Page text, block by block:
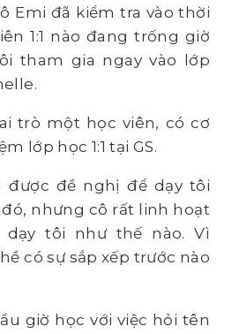
Emi đã kiểm tra vào thời
1:1 nào đang trống giờ
tham gia ngay vào lớp
trò một học viên, có cơ
lớp học 1:1 tại GS.
được đề nghị để dạy tôi
nhưng cô rất linh hoạt
dạy tôi như thế nào. Vì
có sự sắp xếp trước nào
giờ học với việc hỏi tên